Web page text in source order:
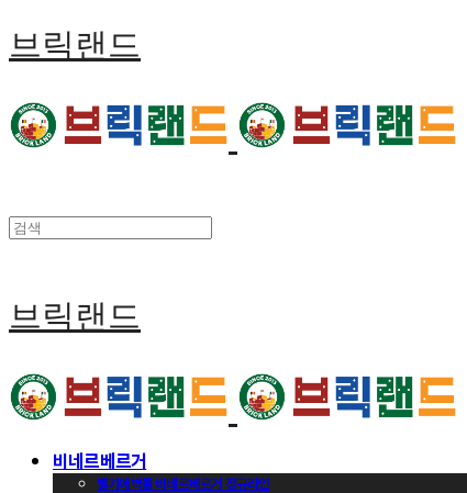
브릭랜드
브릭랜드
비네르베르거
벨기에벽돌 비네르베르거 정규라인